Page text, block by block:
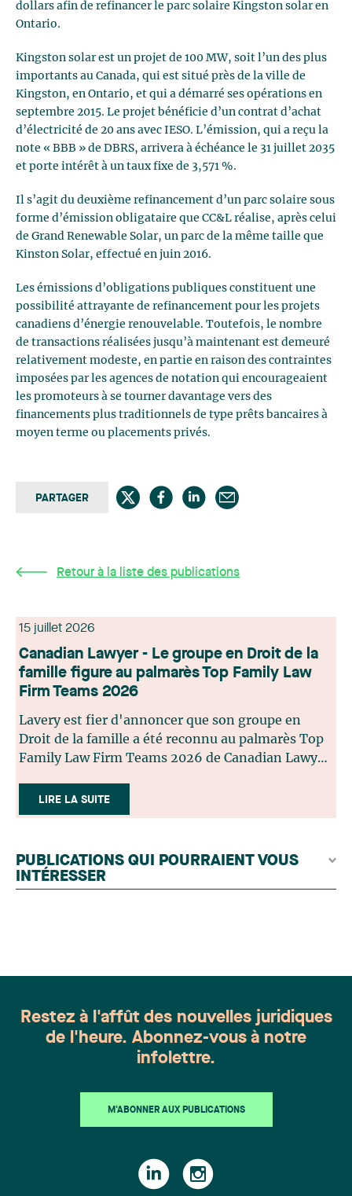
dollars afin de refinancer le parc solaire Kingston solar en
Ontario.
Kingston solar est un projet de 100 MW, soit l’un des plus
importants au Canada, qui est situé près de la ville de
Kingston, en Ontario, et qui a démarré ses opérations en
septembre 2015. Le projet bénéficie d’un contrat d’achat
d’électricité de 20 ans avec IESO. L’émission, qui a reçu la
note « BBB » de DBRS, arrivera à échéance le 31 juillet 2035
et porte intérêt à un taux fixe de 3,571 %.
Il s’agit du deuxième refinancement d’un parc solaire sous
forme d’émission obligataire que CC&L réalise, après celui
de Grand Renewable Solar, un parc de la même taille que
Kinston Solar, effectué en juin 2016.
Les émissions d’obligations publiques constituent une
possibilité attrayante de refinancement pour les projets
canadiens d’énergie renouvelable. Toutefois, le nombre
de transactions réalisées jusqu’à maintenant est demeuré
relativement modeste, en partie en raison des contraintes
imposées par les agences de notation qui encourageaient
les promoteurs à se tourner davantage vers des
financements plus traditionnels de type prêts bancaires à
moyen terme ou placements privés.
PARTAGER
Retour à la liste des publications
15 juillet 2026
Canadian Lawyer - Le groupe en Droit de la
famille figure au palmarès Top Family Law
Firm Teams 2026
Lavery est fier d'annoncer que son groupe en
Droit de la famille a été reconnu au palmarès Top
Family Law Firm Teams 2026 de Canadian Lawyer.
sélection rigoureux, fondé sur des nominations
issues du lectorat, d'associations juridiques et de
par un jury indépendant composé de praticiens
chevronnés en droit de la famille provenant de
l'ensemble du Canada. Cette distinction
LIRE LA SUITE
PUBLICATIONS QUI POURRAIENT VOUS
INTÉRESSER
Restez à l'affût des nouvelles juridiques
de l'heure. Abonnez-vous à notre
infolettre.
M'ABONNER AUX PUBLICATIONS